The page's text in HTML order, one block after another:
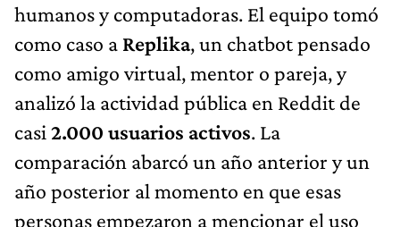
humanos y computadoras. El equipo tomó
como caso a Replika, un chatbot pensado
como amigo virtual, mentor o pareja, y
analizó la actividad pública en Reddit de
casi 2.000 usuarios activos. La
comparación abarcó un año anterior y un
año posterior al momento en que esas
personas empezaron a mencionar el uso